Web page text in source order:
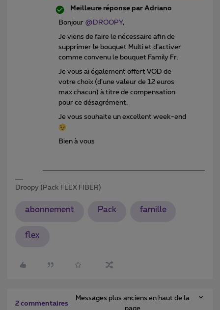
Meilleure réponse par Adriano
Bonjour @DROOPY,
Je viens de faire le nécessaire afin de
supprimer le bouquet Multi et d’activer
comme convenu le bouquet Family Fr.
Je vous ai également offert VOD de
votre choix (d’une valeur de 12 euros
max chacun) à titre de compensation
pour ce désagrément.
Je vous souhaite un excellent week-end
Bien à vous
Droopy (Pack FLEX FIBER)
abonnement Pack famille
flex
2 commentaires
Messages plus anciens en haut de la